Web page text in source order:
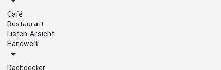
Café
Restaurant
Listen-Ansicht
Handwerk
Dachdecker